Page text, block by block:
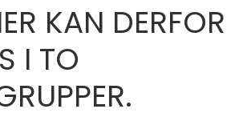
KAN DERFOR
I TO